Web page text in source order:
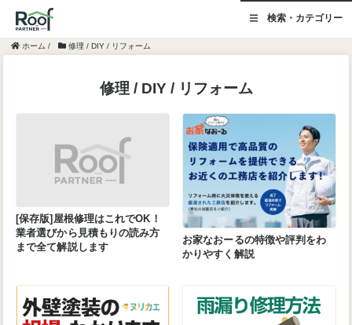
検索・カテゴリー
ホーム / 修理 / DIY / リフォーム
修理 / DIY / リフォーム
[保存版]屋根修理はこれでOK！
業者選びから見積もりの読み方
まで全て解説します
お家なおーるの特徴や評判をわ
かりやすく解説